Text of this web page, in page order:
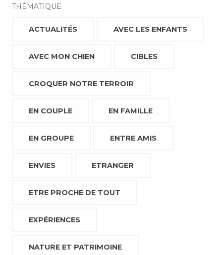
THÉMATIQUE
ACTUALITÉS AVEC LES ENFANTS
AVEC MON CHIEN CIBLES
CROQUER NOTRE TERROIR
EN COUPLE EN FAMILLE
EN GROUPE ENTRE AMIS
ENVIES ETRANGER
ETRE PROCHE DE TOUT
EXPÉRIENCES
NATURE ET PATRIMOINE